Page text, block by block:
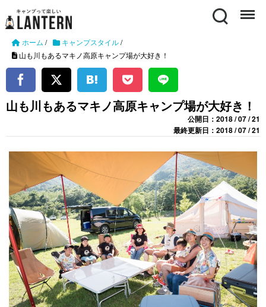
Search Menu
ホーム / キャンプスタイル/
山も川もあるマキノ高原キャンプ場が大好き！
山も川もあるマキノ高原キャンプ場が大好き！
公開日：2018 / 07 / 21
最終更新日：2018 / 07 / 21